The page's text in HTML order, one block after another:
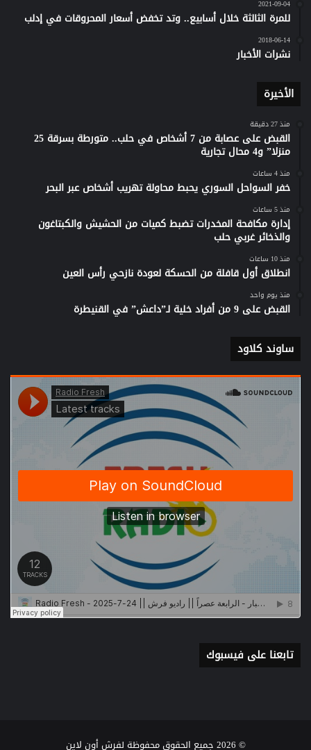
2021-09-04
للمرة الثالثة خلال أسابيع.. وتد تخفض أسعار المحروقات في إدلب
2018-06-14
نشرات الأخبار
الأخيرة
منذ 27 دقيقة
القبض على عصابة من 7 أشخاص في حلب.. متورطة بسرقة 25
منزلا” و4 محال تجارية
منذ 4 ساعات
خفر السواحل السوري يحبط محاولة تهريب أشخاص عبر البحر
منذ 5 ساعات
إدارة مكافحة المخدرات تضبط كميات من الحشيش والكبتاغون
والذخائر غربي حلب
منذ 10 ساعات
انطلاق أول قافلة من الحسكة لعودة نازحي رأس العين
منذ يوم واحد
القبض على 9 من أفراد خلية لـ”داعش” في القنيطرة
ساوند كلاود
تابعنا على فيسبوك
© 2026 جميع الحقوق محفوظة لفرش أون لاين